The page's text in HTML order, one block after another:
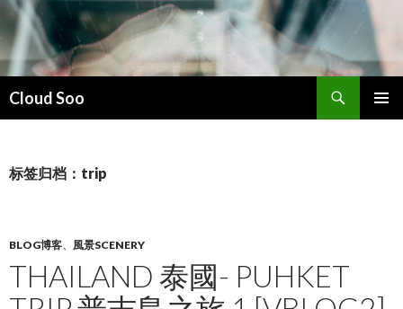
Cloud Soo
索
文
标签归档：trip
BLOG博客、 風景SCENERY
THAILAND 泰國- PUHKET